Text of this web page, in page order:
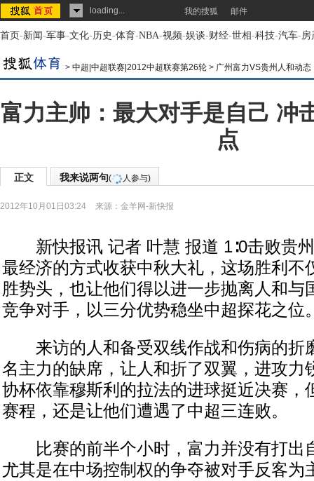
loading... 我的搜狐 邮件
首页-新闻-军事-文化-历史-体育-NBA-视频-娱谈-财经-世相-科技-汽车-房
> 中超|中超联赛|2012中超联赛第26轮 > 广州富力VS贵州人和动态
富力主帅：最大对手是自己 冲
点
正文 我来说两句( 人参与)
2012年10月01日03:24 来源： 金羊网-新快报
新快报讯 记者 叶慧 报道 1∶0击败贵
最经济的方式收获中秋大礼，这场胜利不
胜势头，也让他们得以进一步抛离人和与
竞争对手，以三分优势稳坐中超探花之位
来访的人和备受双线作战和伤病的折
名主力的缺席，让人和折了双翼，进攻力
协杯依靠穆斯利的拉法的进球挺近决赛，
赛程，还是让他们遭遇了中超三连败。
比赛的前半个小时，富力并没有打出
尤其是在中场控制权的争夺被对手反客为